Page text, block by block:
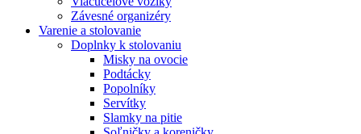
Závesné organizéry
Varenie a stolovanie
Doplnky k stolovaniu
Misky na ovocie
Podtácky
Popolníky
Servítky
Slamky na pitie